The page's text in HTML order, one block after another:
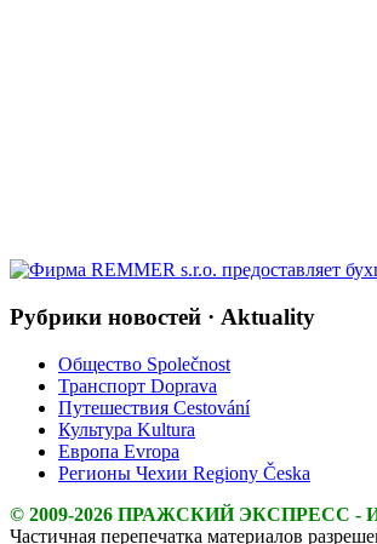
Рубрики новостей · Aktuality
Общество Společnost
Транспорт Doprava
Путешествия Cestování
Культура Kultura
Европа Evropa
Регионы Чехии Regiony Česka
© 2009-2026 ПРАЖСКИЙ ЭКСПРЕСС
Частичная перепечатка материалов